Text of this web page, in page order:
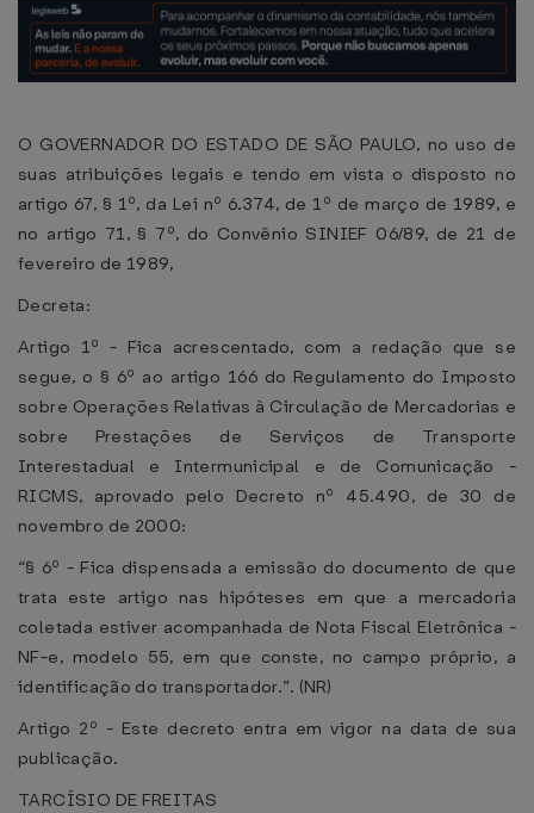
O GOVERNADOR DO ESTADO DE SÃO PAULO, no uso de
suas atribuições legais e tendo em vista o disposto no
artigo 67, § 1º, da Lei nº 6.374, de 1º de março de 1989, e
no artigo 71, § 7º, do Convênio SINIEF 06/89, de 21 de
fevereiro de 1989,
Decreta:
Artigo 1º - Fica acrescentado, com a redação que se
segue, o § 6º ao artigo 166 do Regulamento do Imposto
sobre Operações Relativas à Circulação de Mercadorias e
sobre Prestações de Serviços de Transporte
Interestadual e Intermunicipal e de Comunicação -
RICMS, aprovado pelo Decreto nº 45.490, de 30 de
novembro de 2000:
“§ 6º - Fica dispensada a emissão do documento de que
trata este artigo nas hipóteses em que a mercadoria
coletada estiver acompanhada de Nota Fiscal Eletrônica -
NF-e, modelo 55, em que conste, no campo próprio, a
identificação do transportador.”. (NR)
Artigo 2º - Este decreto entra em vigor na data de sua
publicação.
TARCÍSIO DE FREITAS